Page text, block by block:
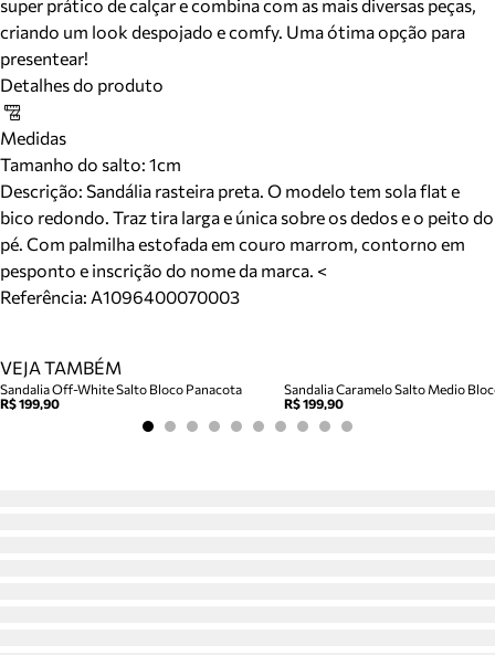
super prático de calçar e combina com as mais diversas peças,
criando um look despojado e comfy. Uma ótima opção para
presentear!
Detalhes do produto
Medidas
Tamanho do salto: 1cm
Descrição: Sandália rasteira preta. O modelo tem sola flat e
bico redondo. Traz tira larga e única sobre os dedos e o peito do
pé. Com palmilha estofada em couro marrom, contorno em
pesponto e inscrição do nome da marca. <
Referência: A1096400070003
VEJA TAMBÉM
Sandalia Off-White Salto Bloco Panacota
R$ 199,90
R$ 199,90